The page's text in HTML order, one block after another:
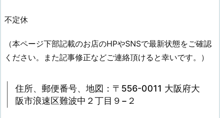
不定休
（本ページ下部記載のお店のHPやSNSで最新状態をご確認
ください。また記事修正などご連絡頂けると幸いです。）
住所、郵便番号、地図：〒556-0011 大阪府大
阪市浪速区難波中２丁目９−２